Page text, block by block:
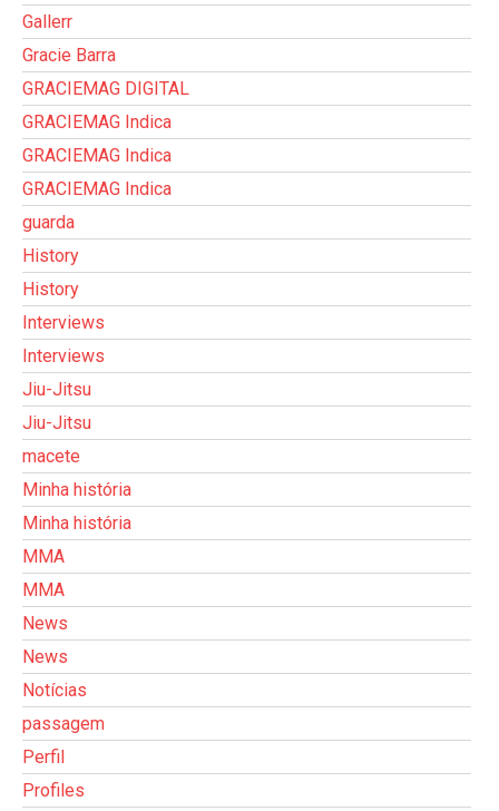
Gallerr
Gracie Barra
GRACIEMAG DIGITAL
GRACIEMAG Indica
GRACIEMAG Indica
GRACIEMAG Indica
guarda
History
History
Interviews
Interviews
Jiu-Jitsu
Jiu-Jitsu
macete
Minha história
Minha história
MMA
MMA
News
News
Notícias
passagem
Perfil
Profiles